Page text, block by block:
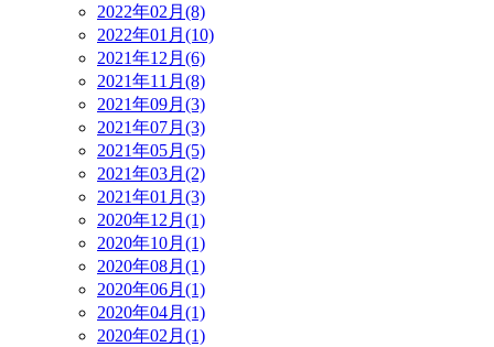
2022年02月(8)
2022年01月(10)
2021年12月(6)
2021年11月(8)
2021年09月(3)
2021年07月(3)
2021年05月(5)
2021年03月(2)
2021年01月(3)
2020年12月(1)
2020年10月(1)
2020年08月(1)
2020年06月(1)
2020年04月(1)
2020年02月(1)